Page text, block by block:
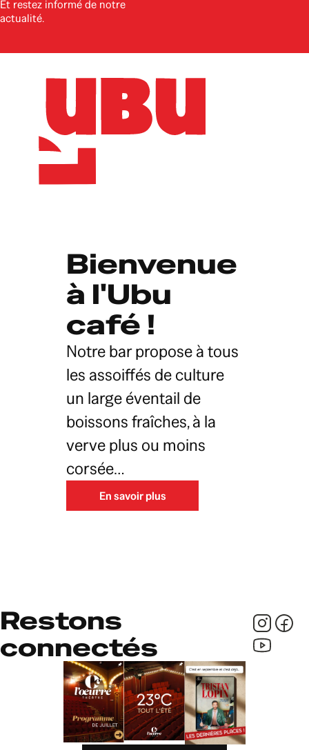
Et restez informé de notre
actualité.
Bienvenue
à l'Ubu
café !
Notre bar propose à tous
les assoiffés de culture
un large éventail de
boissons fraîches, à la
verve plus ou moins
corsée…
En savoir plus
Restons
connectés